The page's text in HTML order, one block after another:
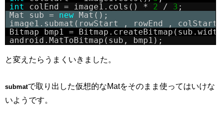
int
colEnd = image1.cols() * 2 / 3 ;
Mat sub = new Mat();
image1.submat(rowStart , rowEnd ,
Bitmap bmp1 =
android.MatToBitmap(sub, bmp1);
と変えたらうまくいきました。
submatで取り出した仮想的なMatをそのまま使ってはいけな
いようです。